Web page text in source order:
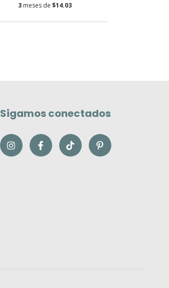
3 meses de $14.03
Sigamos conectados